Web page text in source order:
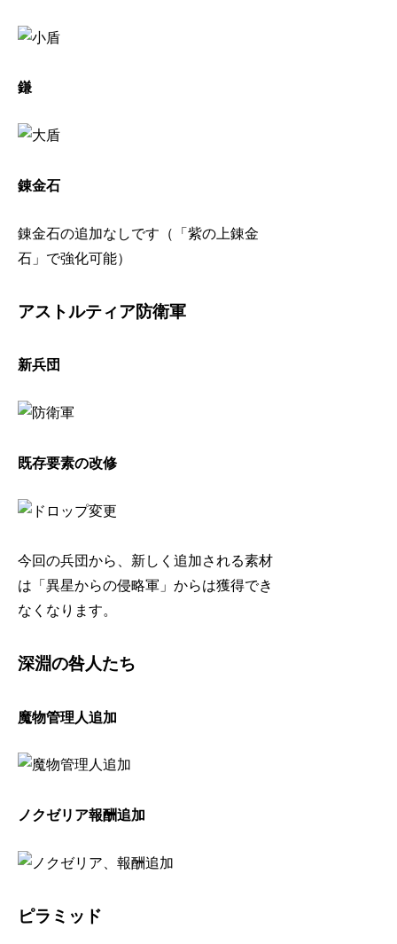
鎌
錬金石
錬金石の追加なしです（「紫の上錬金
石」で強化可能）
アストルティア防衛軍
新兵団
既存要素の改修
今回の兵団から、新しく追加される素材
は「異星からの侵略軍」からは獲得でき
なくなります。
深淵の咎人たち
魔物管理人追加
ノクゼリア報酬追加
ピラミッド